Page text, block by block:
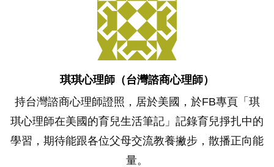
琪琪心理師（台灣諮商心理師）
持台灣諮商心理師證照，居於美國，於FB專頁「琪
琪心理師在美國的育兒生活筆記」記錄育兒掙扎中的
學習，期待能跟各位父母交流教養撇步，散播正向能
量。